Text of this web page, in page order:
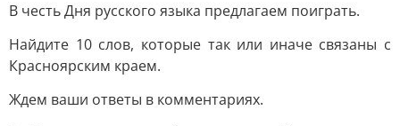
В честь Дня русского языка предлагаем поиграть.
Найдите 10 слов, которые так или иначе связаны с
Красноярским краем.
Ждем ваши ответы в комментариях.